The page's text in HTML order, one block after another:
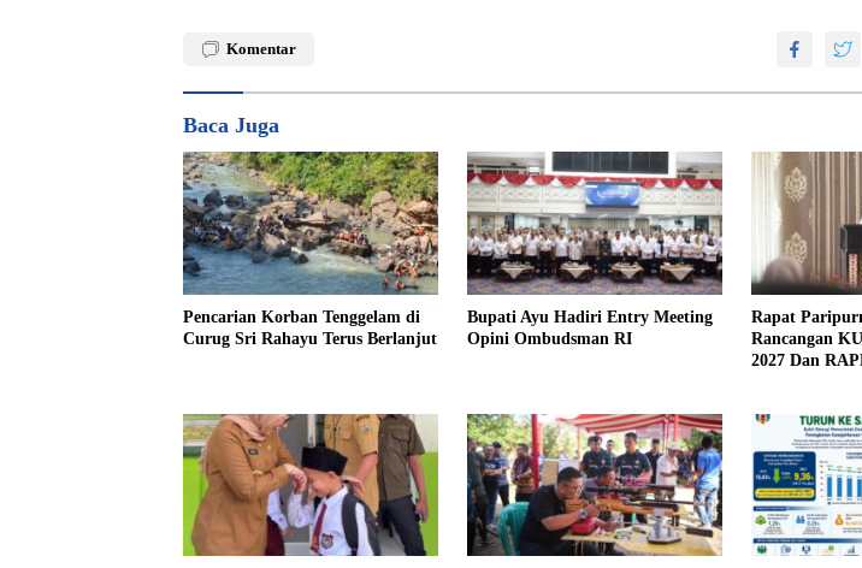
Komentar
Baca Juga
Pencarian Korban Tenggelam di
Curug Sri Rahayu Terus Berlanjut
Bupati Ayu Hadiri Entry Meeting
Opini Ombudsman RI
Rapat
Rancangan
2027 Dan